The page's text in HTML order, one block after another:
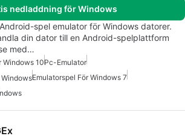
nedladdning för Windows
spel emulator för Windows datorer.
din dator till en Android-spelplattform
med…
Windows 10Pc-Emulator
Emulatorspel För Windows 7